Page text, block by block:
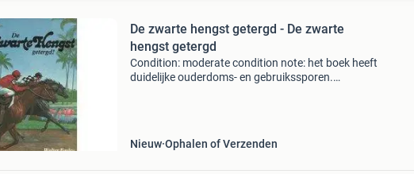
De zwarte hengst getergd - De zwarte
hengst getergd
Condition: moderate condition note: het boek heeft
duidelijke ouderdoms- en gebruikssporen.
Nieuw Ophalen of Verzenden